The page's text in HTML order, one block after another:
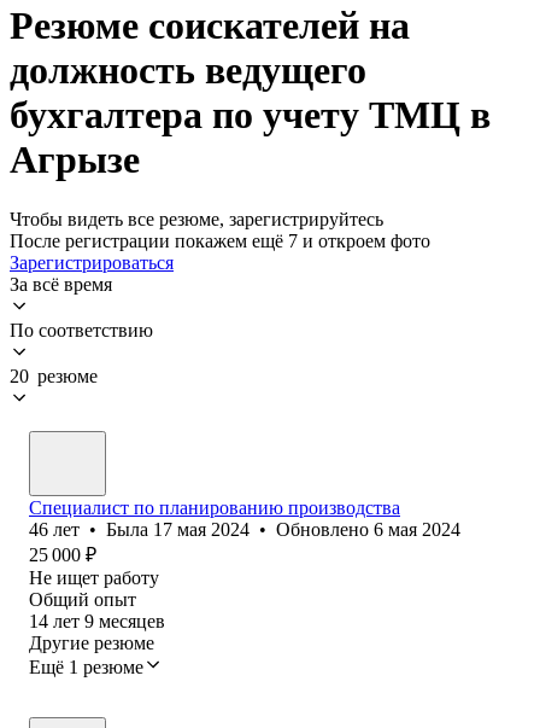
Резюме соискателей на
должность ведущего
бухгалтера по учету ТМЦ в
Агрызе
Чтобы видеть все резюме, зарегистрируйтесь
После регистрации покажем ещё 7 и откроем фото
Зарегистрироваться
За всё время
По соответствию
20 резюме
Специалист по планированию производства
46 лет • Была 17 мая 2024 • Обновлено 6 мая 2024
25 000 ₽
Не ищет работу
Общий опыт
14 лет 9 месяцев
Другие резюме
Ещё 1 резюме